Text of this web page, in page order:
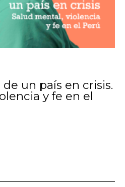
un país en crisis.
y fe en el